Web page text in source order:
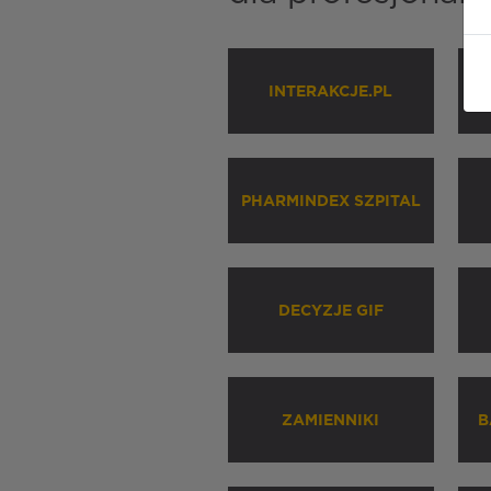
INTERAKCJE.PL
PHARMINDEX SZPITAL
DECYZJE GIF
ZAMIENNIKI